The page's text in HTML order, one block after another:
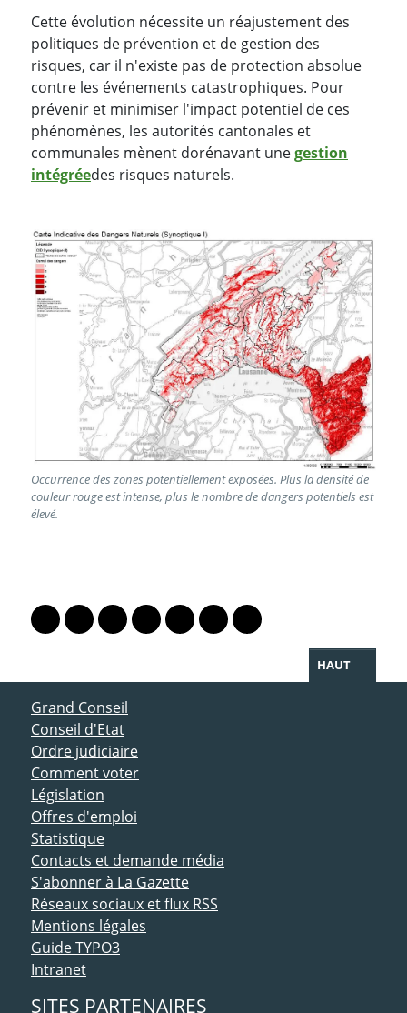
Cette évolution nécessite un réajustement des
politiques de prévention et de gestion des
risques, car il n'existe pas de protection absolue
contre les événements catastrophiques. Pour
prévenir et minimiser l'impact potentiel de ces
phénomènes, les autorités cantonales et
communales mènent dorénavant unegestion
intégréedes risques naturels.
Occurrence des zones potentiellement exposées. Plus la densité de
couleur rouge est intense, plus le nombre de dangers potentiels est
élevé.
Lien vers le profil Mastodon
Lien vers le profil Bluesky
Lien vers le profil Instagram
Lien vers le profil Linkedin
Lien vers le profil Facebook
Lien vers le profil Twitter
Partager par WhatsApp
HAUT
ACCÈS DIRECT
Grand Conseil
Conseil d'Etat
Ordre judiciaire
Comment voter
Législation
Offres d'emploi
Statistique
Contacts et demande média
S'abonner à La Gazette
Réseaux sociaux et flux RSS
Mentions légales
Guide TYPO3
Intranet
SITES PARTENAIRES